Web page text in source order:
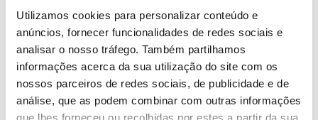
Utilizamos cookies para personalizar conteúdo e
anúncios, fornecer funcionalidades de redes sociais e
analisar o nosso tráfego. Também partilhamos
informações acerca da sua utilização do site com os
nossos parceiros de redes sociais, de publicidade e de
análise, que as podem combinar com outras informações
que lhes forneceu ou recolhidas por estes a partir da sua
TRABALHO LIMPO, ORDENADO E ORGANIZADO
À PRIMEIRA
CUIDAR DA IMAGEM